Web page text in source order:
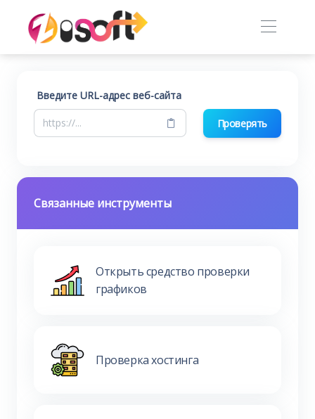
Введите URL-адрес веб-сайта
Проверять
Связанные инструменты
Открыть средство проверки
графиков
Проверка хостинга